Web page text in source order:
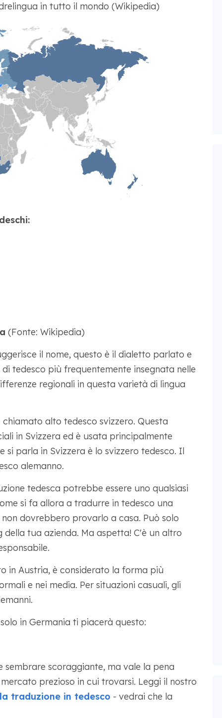
in tutto il mondo (Wikipedia)
(Fonte: Wikipedia)
il nome, questo è il dialetto parlato e
tedesco più frequentemente insegnata nelle
regionali in questa varietà di lingua
alto tedesco svizzero. Questa
in Svizzera ed è usata principalmente
parla in Svizzera è lo svizzero tedesco. Il
alemanno.
tedesca potrebbe essere uno qualsiasi
si fa allora a tradurre in tedesco una
dovrebbero provarlo a casa. Può solo
tua azienda. Ma aspetta! C'è un altro
in Austria, è considerato la forma più
e nei media. Per situazioni casuali, gli
in Germania ti piacerà questo:
scoraggiante, ma vale la pena
prezioso in cui trovarsi. Leggi il nostro
traduzione in tedesco - vedrai che la